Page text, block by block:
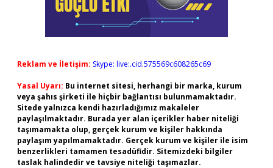
Reklam ve İletişim: Skype: live:.cid.575569c608265c69
Yasal Uyarı: Bu internet sitesi, herhangi bir marka, kurum
veya şahıs şirketi ile hiçbir bağlantısı bulunmamaktadır.
Sitede yalnızca kendi hazırladığımız makaleler
paylaşılmaktadır. Burada yer alan içerikler haber niteliği
taşımamakta olup, gerçek kurum ve kişiler hakkında
paylaşım yapılmamaktadır. Gerçek kurum ve kişiler ile isim
benzerlikleri tamamen tesadüfidir. Sitemizdeki bilgiler
taslak halindedir ve tavsiye niteliği taşımazlar.